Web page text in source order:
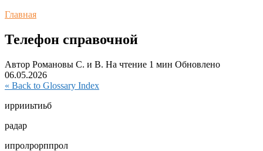
Главная
Телефон справочной
Автор Романовы С. и В. На чтение 1 мин Обновлено
06.05.2026
« Back to Glossary Index
иррииьтиьб
радар
ипролрорппрол